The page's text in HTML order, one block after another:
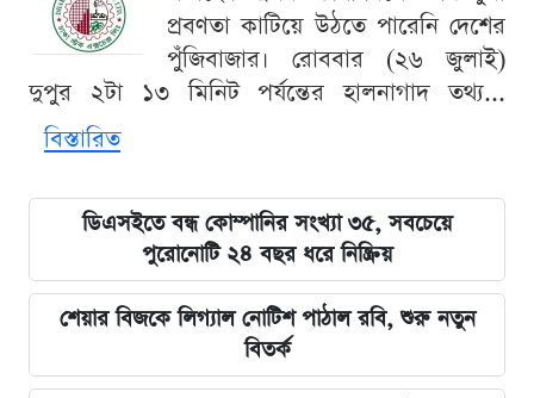
প্রবণতা কাটিয়ে উঠতে পারেনি দেশের
পুঁজিবাজার। রোববার (২৬ জুলাই)
দুপুর ২টা ১৩ মিনিট পর্যন্তের হালনাগাদ তথ্য...
বিস্তারিত
ডিএসইতে বন্ধ কোম্পানির সংখ্যা ৩৫, সবচেয়ে
পুরোনোটি ২৪ বছর ধরে নিষ্ক্রিয়
শেয়ার বিজকে লিগ্যাল নোটিশ পাঠাল রবি, শুরু নতুন
বিতর্ক